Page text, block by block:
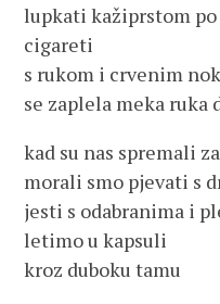
lupkati kažiprstom
cigareti
s rukom i crvenim
se zaplela meka ruka
kad su nas spremali
morali smo pjevati s
jesti s odabranima i
letimo u kapsuli
kroz duboku tamu